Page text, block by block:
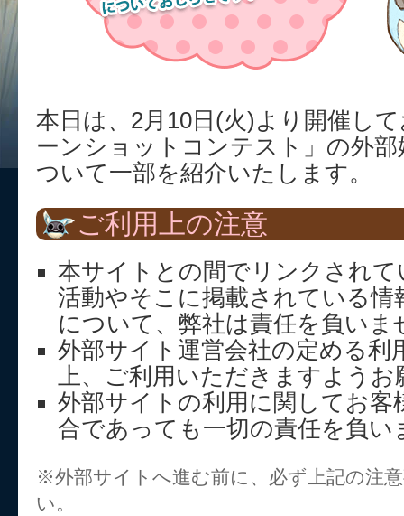
本日は、2月10日(火)より開催し
ーンショットコンテスト」の外
ついて一部を紹介いたします。
ご利用上の注意
本サイトとの間でリンクされ
活動やそこに掲載されている
について、弊社は責任を負いま
外部サイト運営会社の定める利
上、ご利用いただきますよう
外部サイトの利用に関してお客
合であっても一切の責任を負い
※外部サイトへ進む前に、必ず上記の注
い。